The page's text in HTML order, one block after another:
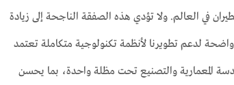
في العالم. ولا تؤدي هذه الصفقة الناجحة إلى زيادة
لدعم تطويرنا لأنظمة تكنولوجية متكاملة تعتمد
المعمارية والتصنيع تحت مظلة واحدة، بما يحسن